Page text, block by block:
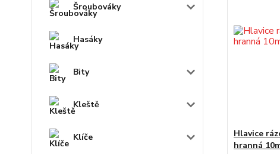
Šroubováky
Hasáky
Bity
Kleště
Klíče
Hlavice
hranná